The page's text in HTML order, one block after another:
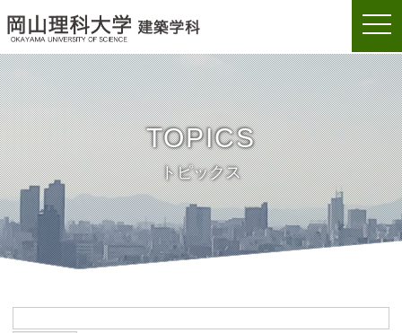
TOPICS
トピックス